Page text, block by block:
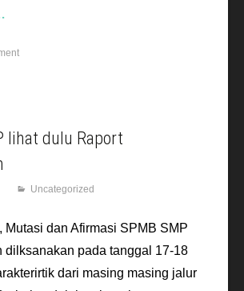
lihat dulu Raport
Uncategorized
Mutasi dan Afirmasi SPMB SMP
dilksanakan pada tanggal 17-18
dari masing masing jalur